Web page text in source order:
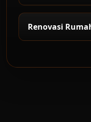
Renovasi